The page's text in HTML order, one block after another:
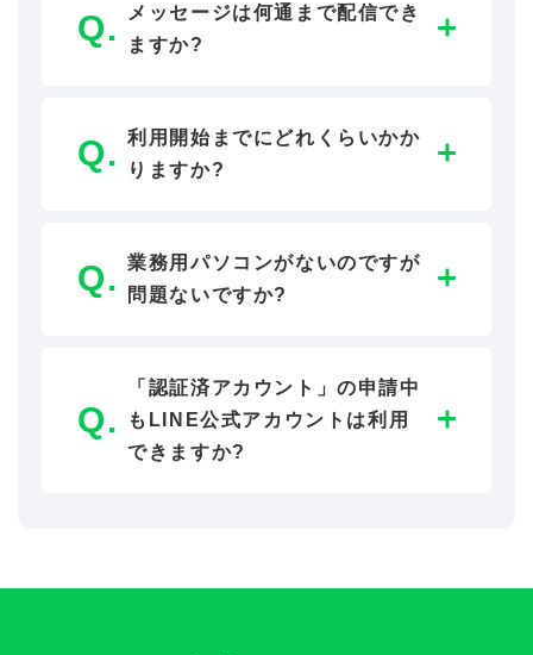
メッセージは何通まで配信でき
ますか?
利用開始までにどれくらいかか
りますか?
業務用パソコンがないのですが
問題ないですか?
「認証済アカウント」の申請中
もLINE公式アカウントは利用
できますか?